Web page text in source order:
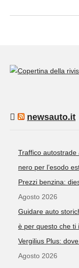
newsauto.it
Traffico
nero per l’esodo
Prezzi benzina:
Agosto 2026
Guidare auto
è per questo che ti
Vergilius Plus:
Agosto 2026